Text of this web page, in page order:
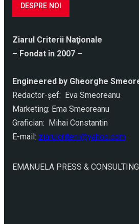
DESPRE NOI
Ziarul Criterii Naţionale
– Fondat în 2007 –
Engineered by Gheorghe
Redactor-şef: Eva Smeoreanu
Marketing: Ema Smeoreanu
Grafician: Mihai Constantin
E-mail: ziarulcriterii@yahoo.com
EMANUELA PRESS &